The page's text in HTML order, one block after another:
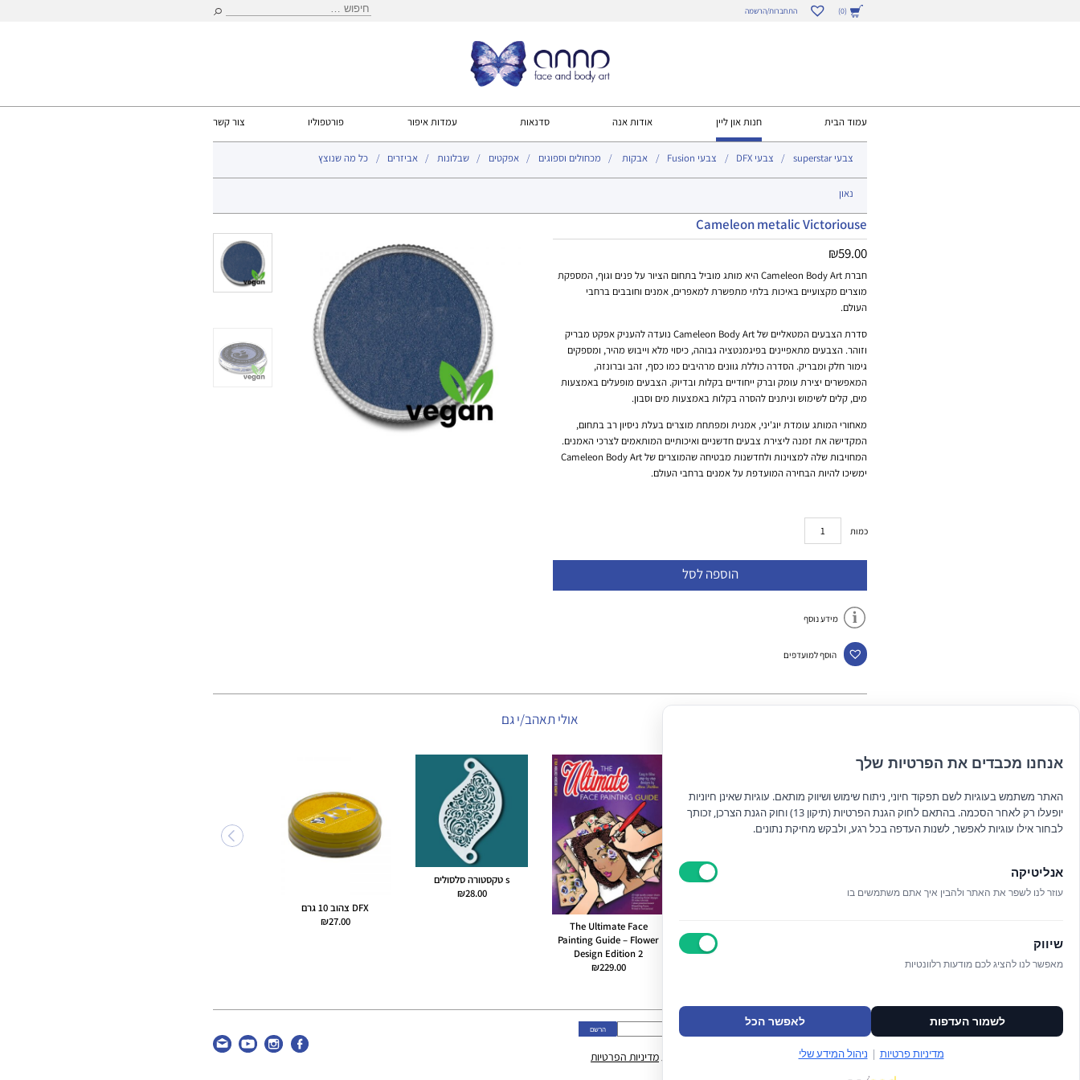
(0) התחברות/הרשמה חיפוש:
עמוד הבית חנות און ליין
צבעי superstar צבעי DFX צבעי Fusion אבקות
נאון
מכחולים וספוגים אפקטים שבלונות אביזרים כל מה שנוצץ
אודות אנה סדנאות עמדות איפור פורטפוליו צור קשר
Cameleon metalic Victoriouse
₪59.00
חברת Cameleon Body Art היא מותג מוביל בתחום הציור על פנים וגוף, המספקת
מוצרים מקצועיים באיכות בלתי מתפשרת למאפרים, אמנים וחובבים ברחבי
העולם.
סדרת הצבעים המטאליים של Cameleon Body Art נועדה להעניק אפקט מבריק
וזוהר. הצבעים מתאפיינים בפיגמנטציה גבוהה, כיסוי מלא וייבוש מהיר, ומספקים
גימור חלק ומבריק. הסדרה כוללת גוונים מרהיבים כמו כסף, זהב וברונזה,
המאפשרים יצירת עומק וברק ייחודיים בקלות ובדיוק. הצבעים מופעלים באמצעות
מים, קלים לשימוש וניתנים להסרה בקלות באמצעות מים וסבון.
מאחורי המותג עומדת יוג'יני, אמנית ומפתחת מוצרים בעלת ניסיון רב בתחום,
המקדישה את זמנה ליצירת צבעים חדשניים ואיכותיים המותאמים לצרכי האמנים.
המחויבות שלה למצוינות ולחדשנות מבטיחה שהמוצרים של Cameleon Body Art
ימשיכו להיות הבחירה המועדפת על אמנים ברחבי העולם.
כמות
הוספה לסל
מידע נוסף
הוסף למועדפים
אולי תאהב/י גם
The Ultimate Face
Painting Guide – Flower
Design Edition 2
₪229.00
s טקסטורה סלסולים
₪28.00
DFX צהוב 10 גרם
₪27.00
הרשם לניוזלטר שלנו
קראתי ואני מאשר/ת אתמדיניות הפרטיות
אנחנו מכבדים את הפרטיות שלך
האתר משתמש בעוגיות לשם תפקוד חיוני, ניתוח שימוש ושיווק מותאם. עוגיות שאינן חיוניות
יופעלו רק לאחר הסכמה. בהתאם לחוק הגנת הפרטיות (תיקון 13) וחוק הגנת הצרכן, זכותך
לבחור אילו עוגיות לאפשר, לשנות העדפה בכל רגע, ולבקש מחיקת נתונים.
אנליטיקה
עוזר לנו לשפר את האתר ולהבין איך אתם משתמשים בו
שיווק
מאפשר לנו להציג לכם מודעות רלוונטיות
לשמור העדפות לאפשר הכל
מדיניות פרטיות | ניהול המידע שלי